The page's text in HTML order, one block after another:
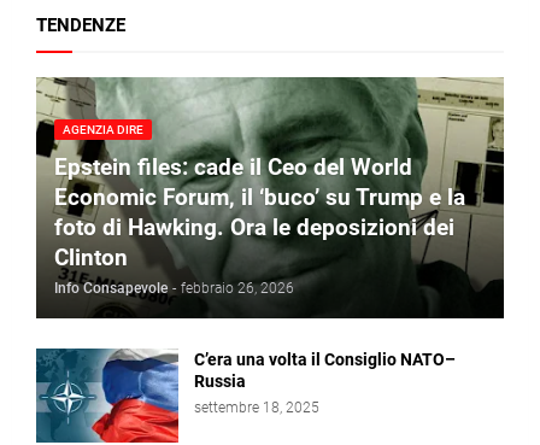
TENDENZE
AGENZIA DIRE
Epstein files: cade il Ceo del World
Economic Forum, il ‘buco’ su Trump e la
foto di Hawking. Ora le deposizioni dei
Clinton
Info Consapevole - febbraio 26, 2026
C’era una volta il Consiglio NATO–
Russia
settembre 18, 2025